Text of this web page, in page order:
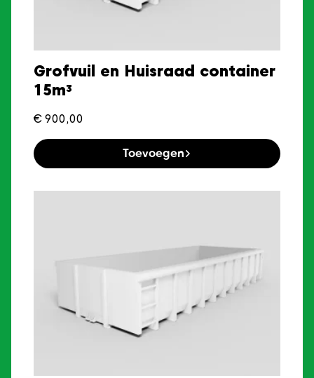
Grofvuil en Huisraad container
15m³
€ 900,00
Toevoegen